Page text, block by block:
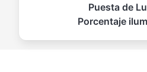
Puesta de
Porcentaje